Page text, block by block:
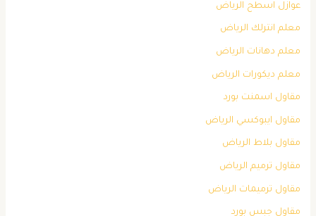
عوازل اسطح الرياض
معلم انترلك الرياض
معلم دهانات الرياض
معلم ديكورات الرياض
مقاول اسمنت بورد
مقاول ايبوكسي الرياض
مقاول بلاط الرياض
مقاول ترميم الرياض
مقاول ترميمات الرياض
مقاول جبس بورد